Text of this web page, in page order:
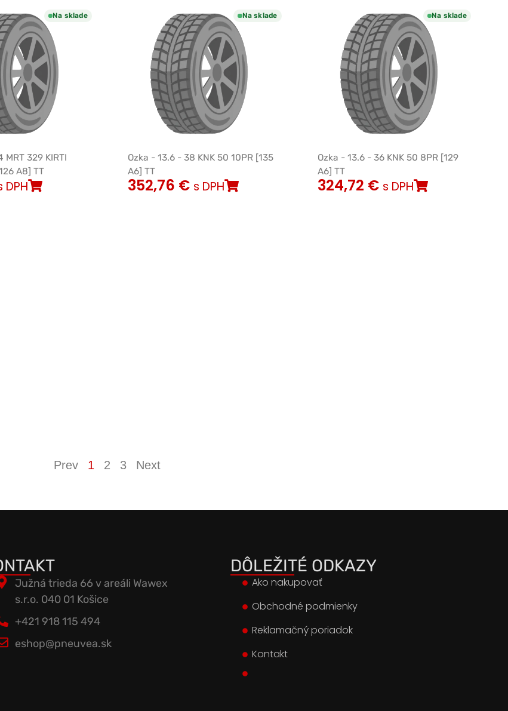
Na sklade
MRT 329 KIRTI
A8] TT
DPH
Na sklade
Ozka - 13.6 - 38 KNK 50 10PR [135
A6] TT
352,76 € s DPH
Na sklade
Ozka - 13.6 - 36 KNK 50 8PR [129
A6] TT
324,72 € s DPH
Prev 1 2 3 Next
Južná trieda 66 v areáli Wawex
s.r.o. 040 01 Košice
+421 918 115 494
eshop@pneuvea.sk
DÔLEŽITÉ ODKAZY
Ako nakupovať
Obchodné podmienky
Reklamačný poriadok
Kontakt